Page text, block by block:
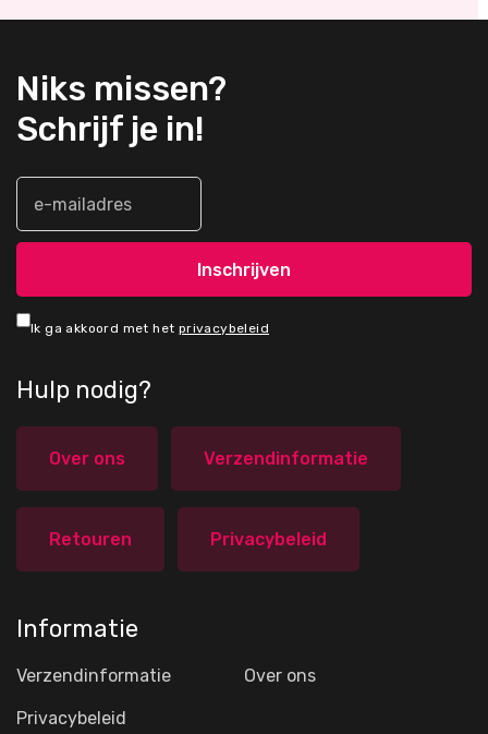
Niks missen?
Schrijf je in!
Ik ga akkoord met het privacybeleid
Hulp nodig?
Over ons Verzendinformatie
Retouren Privacybeleid
Informatie
Verzendinformatie Over ons
Privacybeleid